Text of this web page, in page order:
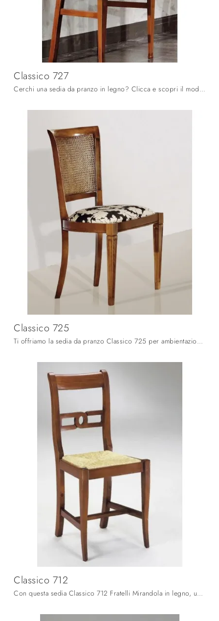
Classico 727
Cerchi una sedia da pranzo in legno? Clicca e scopri il modello Classico 727 di Fratelli Mirandola per completare i tuoi spazi ottimamente.
Classico 725
Ti offriamo la sedia da pranzo Classico 725 per ambientazioni classiche, tra le più belle Sedie fisse di Fratelli Mirandola.
Classico 712
Con questa sedia Classico 712 Fratelli Mirandola in legno, una tra le nostre sedute fisse classiche, potrai impreziosire i tuoi locali.